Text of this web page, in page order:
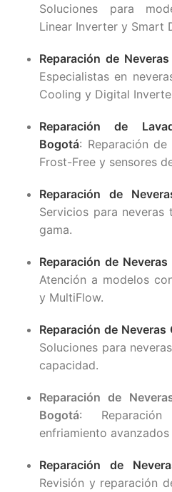
Soluciones para
Linear Inverter y Smart
Reparación de
Especialistas en
Cooling y Digital
Reparación de
Bogotá: Reparación
Frost-Free y sensores
Reparación de
Servicios para
gama.
Reparación de
Atención a modelos
y MultiFlow.
Reparación de
Soluciones para
capacidad.
Reparación de
Bogotá:
enfriamiento
Reparación de
Revisión y reparación